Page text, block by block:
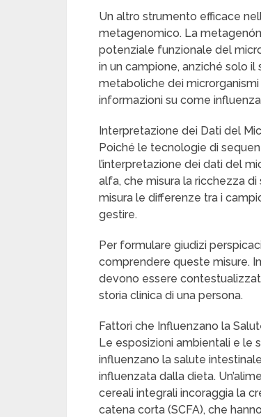
Un altro strumento efficace
metagenomico. La
potenziale funzionale del
in un campione, anziché solo il
metaboliche dei
informazioni su come
Interpretazione dei Dati del
Poiché le tecnologie di
l’interpretazione dei dati del
alfa, che misura la ricchezza
misura le differenze tra i
gestire.
Per formulare giudizi
comprendere queste misure.
devono essere
storia clinica di una persona.
Fattori che Influenzano la
Le esposizioni ambientali e le
influenzano la salute
influenzata dalla dieta.
cereali integrali incoraggia la
catena corta (SCFA), che